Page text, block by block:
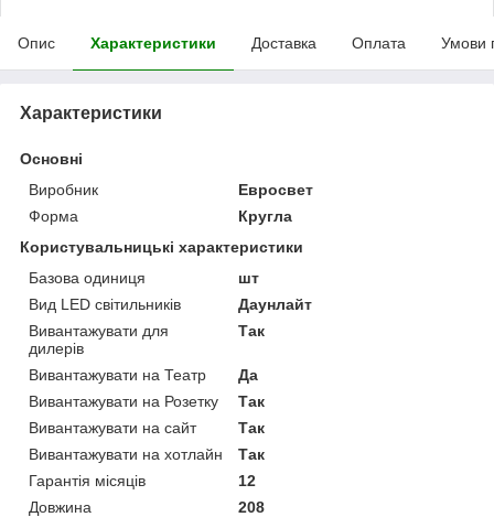
Опис Характеристики Доставка Оплата Умови
Характеристики
Основні
Виробник
Евросвет
Форма
Кругла
Користувальницькі характеристики
Базова одиниця
шт
Вид LED світильників
Даунлайт
Вивантажувати для
дилерів
Так
Вивантажувати на Театр
Да
Вивантажувати на Розетку
Так
Вивантажувати на сайт
Так
Вивантажувати на хотлайн
Так
Гарантія місяців
12
Довжина
208